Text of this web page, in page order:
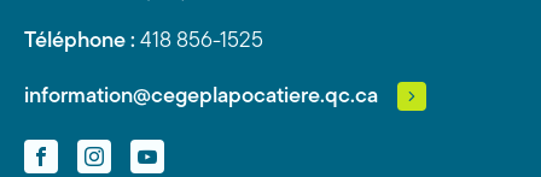
Téléphone : 418 856-1525
information@cegeplapocatiere.qc.ca
FacebookInstagramYouTube